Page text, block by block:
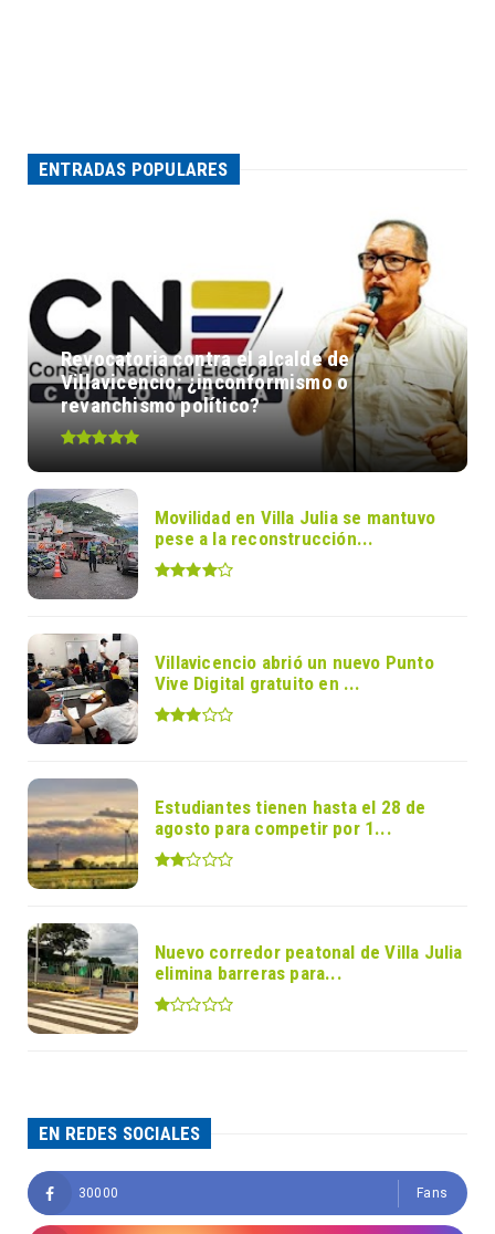
ENTRADAS POPULARES
Revocatoria contra el alcalde de
Villavicencio: ¿inconformismo o
revanchismo político?
Movilidad en Villa Julia se mantuvo
pese a la reconstrucción...
Villavicencio abrió un nuevo Punto
Vive Digital gratuito en ...
Estudiantes tienen hasta el 28 de
agosto para competir por 1...
Nuevo corredor peatonal de Villa Julia
elimina barreras para...
EN REDES SOCIALES
30000 Fans